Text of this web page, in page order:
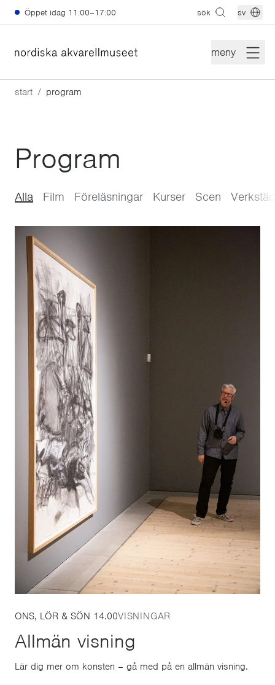
Hoppa till huvudinnehåll
Öppet idag 11:00–17:00 sök sv
meny
start program
Program
Alla Film Föreläsningar Kurser Scen
ONS, LÖR & SÖN 14.00VISNINGAR
Allmän visning
Lär dig mer om konsten – gå med på en allmän visning.